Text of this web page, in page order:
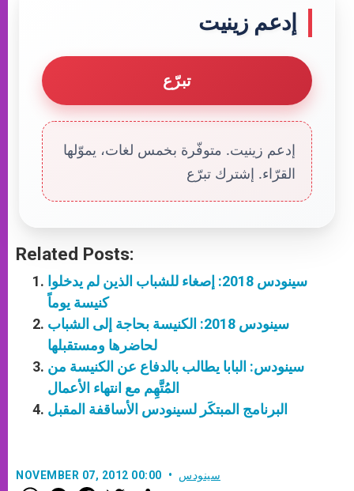
إدعم زينيت
تبرّع
إدعم زينيت. متوفّرة بخمس لغات، يموّلها
القرّاء. إشترك تبرّع
Related Posts:
سينودس 2018: إصغاء للشباب الذين لم يدخلوا
كنيسة يوماً
سينودس 2018: الكنيسة بحاجة إلى الشباب
لحاضرها ومستقبلها
سينودس: البابا يطالب بالدفاع عن الكنيسة من
المُتَّهِم مع انتهاء الأعمال
البرنامج المبتكَر لسينودس الأساقفة المقبل
NOVEMBER 07, 2012 00:00 سينودس